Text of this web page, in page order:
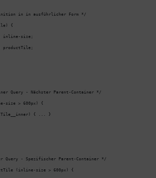
in in ausführlicher Form */
{
inline-size;
productTile;
Query - Nächster Parent-Container */
size > 600px) {
{ ... }
Query - Spezifischer Parent-Container */
(inline-size > 600px) {